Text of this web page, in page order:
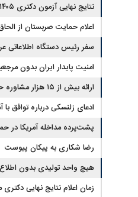
تنگه هرمز
نتایج نهایی آزمون دکتری ۱۴۰۵ اواخر مرداد اعلام می‌شود
اعلام حمایت صربستان از
سفر رئیس دستگاه اطلاعاتی
امنیت پایدار ایران بدون
ممکن نیست
ارائه بیش از ۱۵
هشدار به فعالیت وکیل بلاگرها
ادعای زلنسکی درباره توافق با
موشک‌های رهگیر
پشت‌پرده مداخله آمریکا در
خودخواهی؟
رضا شکاری به پیکان پیوست
هیچ واحد تولیدی بدون
زمان اعلام نتایج نهایی